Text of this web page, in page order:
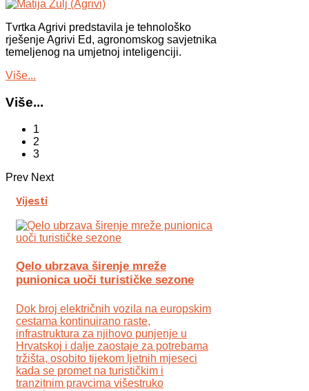
Tvrtka Agrivi predstavila je tehnološko
rješenje Agrivi Ed, agronomskog savjetnika
temeljenog na umjetnoj inteligenciji.
Više...
Više...
1
2
3
Prev Next
Vijesti
Qelo ubrzava širenje mreže
punionica uoči turističke sezone
Dok broj električnih vozila na europskim
cestama kontinuirano raste,
infrastruktura za njihovo punjenje u
Hrvatskoj i dalje zaostaje za potrebama
tržišta, osobito tijekom ljetnih mjeseci
kada se promet na turističkim i
tranzitnim pravcima višestruko